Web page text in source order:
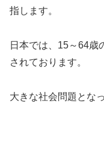
指します。
日本では、15～64歳
されております。
大きな社会問題とな